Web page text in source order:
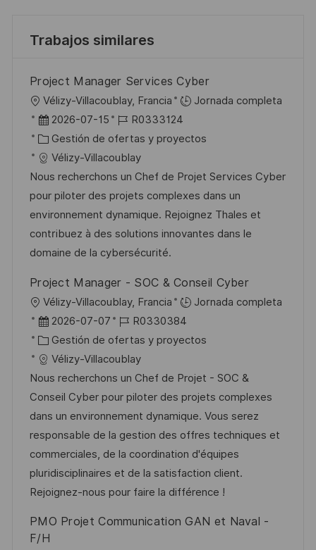
Trabajos similares
Project Manager Services Cyber
U
b
c
a
c
i
ó
n
Vélizy-Villacoublay, Francia
Jornada completa
F
e
c
h
a
d
e
p
b
l
i
c
a
c
i
ó
n
2026-07-15
I
D
d
e
e
m
p
l
o
R0333124
C
a
t
e
g
o
r
a
Gestión de ofertas y proyectos
Vélizy-Villacoublay
Nous recherchons un Chef de Projet Services Cyber
pour piloter des projets complexes dans un
environnement dynamique. Rejoignez Thales et
contribuez à des solutions innovantes dans le
domaine de la cybersécurité.
Project Manager - SOC & Conseil Cyber
U
b
c
a
c
i
ó
n
Vélizy-Villacoublay, Francia
Jornada completa
F
e
c
h
a
d
e
p
u
b
i
2026-07-07
I
D
d
e
e
m
p
l
e
o
R0330384
C
a
t
e
g
o
r
í
a
Gestión de ofertas y proyectos
Vélizy-Villacoublay
Nous recherchons un Chef de Projet - SOC &
Conseil Cyber pour piloter des projets complexes
dans un environnement dynamique. Vous serez
responsable de la gestion des offres techniques et
commerciales, de la coordination d'équipes
pluridisciplinaires et de la satisfaction client.
Rejoignez-nous pour faire la différence !
PMO Projet Communication GAN et Naval -
F/H